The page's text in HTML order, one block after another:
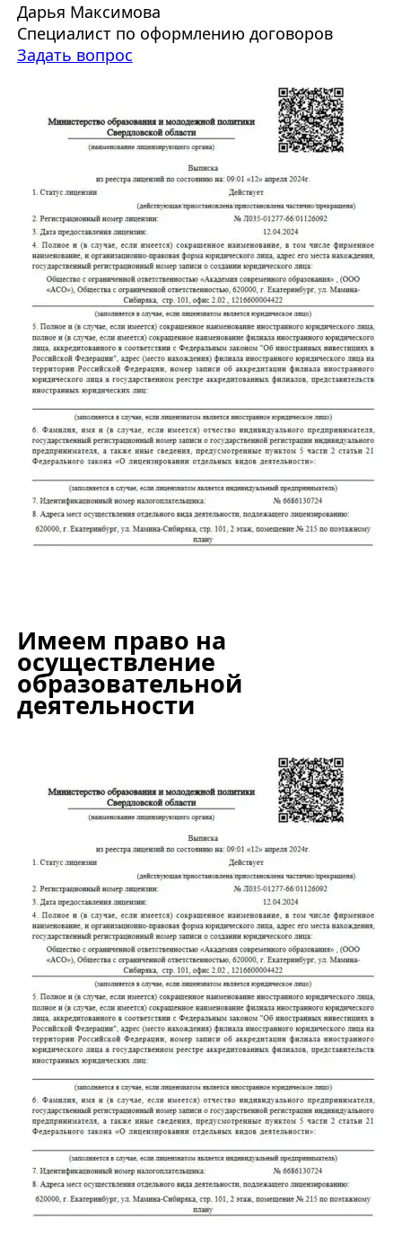
Дарья Максимова
Специалист по оформлению договоров
Задать вопрос
Имеем право на
осуществление
образовательной
деятельности